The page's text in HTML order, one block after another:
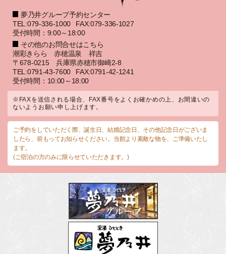
夢乃井グループ予約センター
TEL:079-336-1000
FAX:079-336-1027
受付時間：9:00～18:00
その他のお問合せはこちら
潮彩きらら 赤穂温泉 祥吉
〒678-0215 兵庫県赤穂市御崎2-8
TEL:0791-43-7600
FAX:0791-42-1241
受付時間：10:00～18:00
※FAXを送信される場合、FAX番号をよくお確かめの上、お間違いの
ないようお願い申し上げます。
ご予約をしていただく際、誕生日、結婚記念日、その他記念日がございま
したら、前もってお知らせください。当館より素敵な物を、ご準備いたし
ます。
(ご宿泊の方のみに限らせていただきます。)